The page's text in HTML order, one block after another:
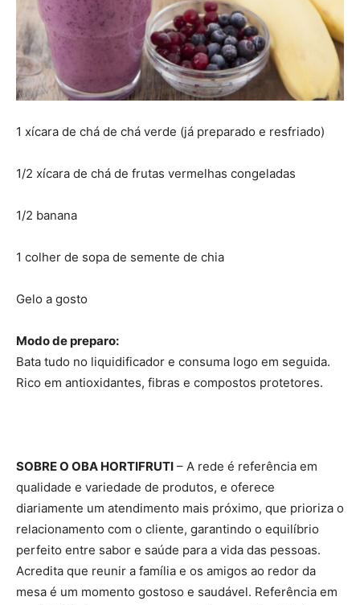
1 xícara de chá de chá verde (já preparado e resfriado)
1/2 xícara de chá de frutas vermelhas congeladas
1/2 banana
1 colher de sopa de semente de chia
Gelo a gosto
Modo de preparo:
Bata tudo no liquidificador e consuma logo em seguida.
Rico em antioxidantes, fibras e compostos protetores.
SOBRE O OBA HORTIFRUTI – A rede é referência em
qualidade e variedade de produtos, e oferece
diariamente um atendimento mais próximo, que prioriza o
relacionamento com o cliente, garantindo o equilíbrio
perfeito entre sabor e saúde para a vida das pessoas.
Acredita que reunir a família e os amigos ao redor da
mesa é um momento gostoso e saudável. Referência em